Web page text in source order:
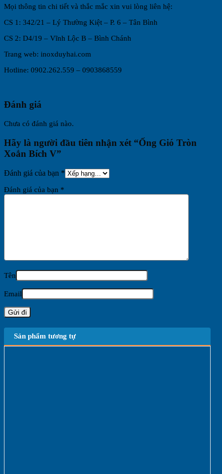
Mọi thông tin chi tiết và thắc mắc xin vui lòng liên hệ:
CS 1: 342/21 – Lý Thường Kiệt – P. 6 – Tân Bình
CS 2: D4/19 – Vĩnh Lộc B – Bình Chánh
Trang web: inoxduyhai.com
Hotline: 0902.262.559 – 0903868559
Đánh giá
Chưa có đánh giá nào.
Hãy là người đầu tiên nhận xét “Ống Gió Tròn
Xoắn Bích V”
Đánh giá của bạn *
Đánh giá của bạn *
Tên
Email
Sản phẩm tương tự